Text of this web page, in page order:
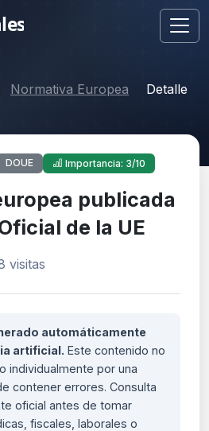
Normativa Europea Detalle
DOUE Importancia: 3/10
publicada
de la UE
visitas
automáticamente
artificial. Este contenido no
individualmente por una
contener errores. Consulta
oficial antes de tomar
fiscales, laborales o